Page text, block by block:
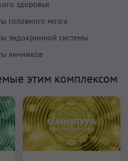
здоровья
головного мозга
эндокринной системы
яичников
этим комплексом